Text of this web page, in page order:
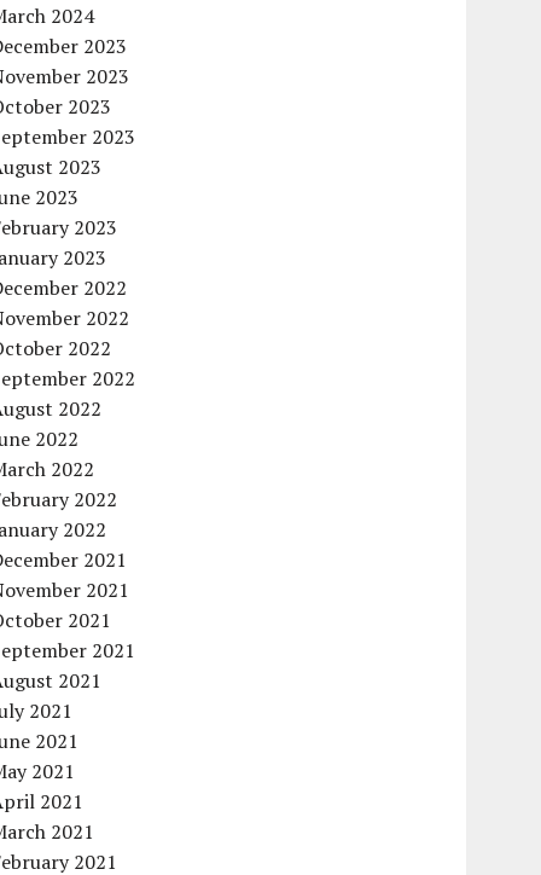
2024
2023
2023
2023
2023
2023
2023
2023
2023
2022
2022
2022
2022
2022
2022
2022
2022
2022
2021
2021
2021
2021
2021
2021
2021
2021
2021
2021
2021